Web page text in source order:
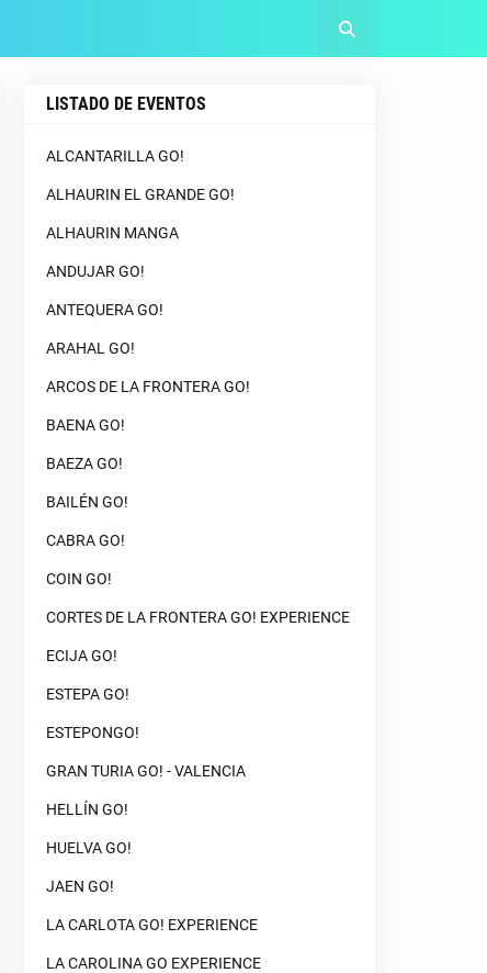
LISTADO DE EVENTOS
ALCANTARILLA GO!
ALHAURIN EL GRANDE GO!
ALHAURIN MANGA
ANDUJAR GO!
ANTEQUERA GO!
ARAHAL GO!
ARCOS DE LA FRONTERA GO!
BAENA GO!
BAEZA GO!
BAILÉN GO!
CABRA GO!
COIN GO!
CORTES DE LA FRONTERA GO! EXPERIENCE
ECIJA GO!
ESTEPA GO!
ESTEPONGO!
GRAN TURIA GO! - VALENCIA
HELLÍN GO!
HUELVA GO!
JAEN GO!
LA CARLOTA GO! EXPERIENCE
LA CAROLINA GO EXPERIENCE